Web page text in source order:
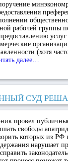
рабочей группы
(хотя
далее…
СУД
провел
свободы
которых из РФ
нарушает